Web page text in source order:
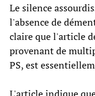
Le silence
l'absence de
claire que l'article
provenant de
PS, est
L'article indique